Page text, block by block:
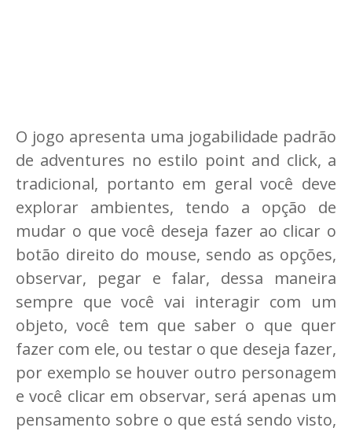
O jogo apresenta uma jogabilidade padrão
de adventures no estilo point and click, a
tradicional, portanto em geral você deve
explorar ambientes, tendo a opção de
mudar o que você deseja fazer ao clicar o
botão direito do mouse, sendo as opções,
observar, pegar e falar, dessa maneira
sempre que você vai interagir com um
objeto, você tem que saber o que quer
fazer com ele, ou testar o que deseja fazer,
por exemplo se houver outro personagem
e você clicar em observar, será apenas um
pensamento sobre o que está sendo visto,